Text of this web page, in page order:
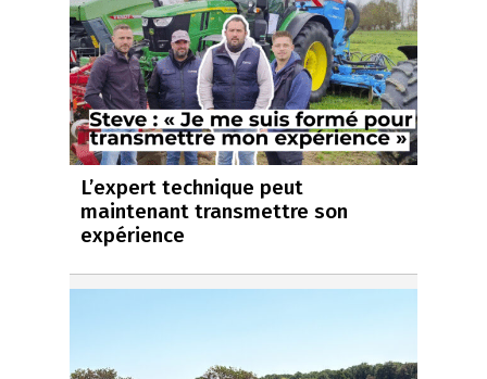
L’expert technique peut
maintenant transmettre son
expérience